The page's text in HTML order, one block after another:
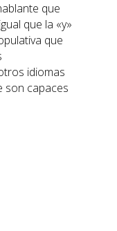
que
que la «y»
que
idiomas
son capaces